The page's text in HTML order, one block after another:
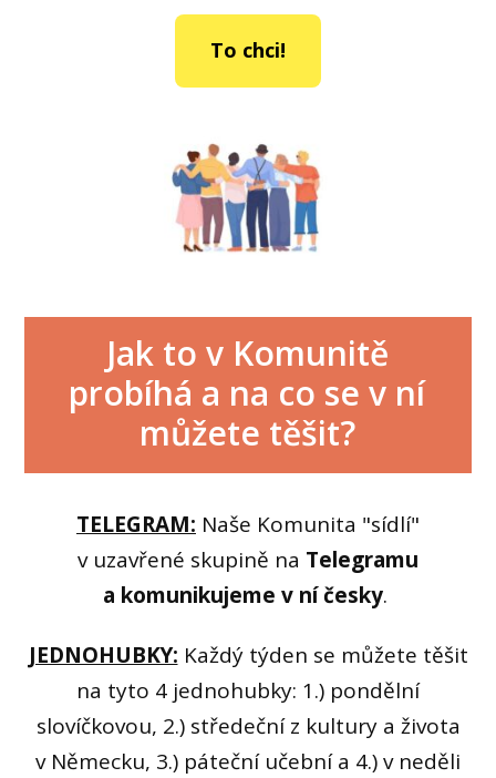
To chci!
Jak to v Komunitě
probíhá a na co se v ní
můžete těšit?
TELEGRAM: Naše Komunita "sídlí"
v uzavřené skupině na Telegramu
a komunikujeme v ní česky.
JEDNOHUBKY: Každý týden se můžete těšit
na tyto 4 jednohubky: 1.) pondělní
slovíčkovou, 2.) středeční z kultury a života
v Německu, 3.) páteční učební a 4.) v neděli